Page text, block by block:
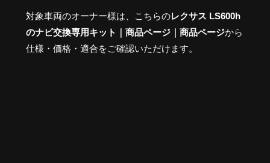
対象車両のオーナー様は、こちらのレクサス LS600h
のナビ交換専用キット｜商品ページ｜商品ページから
仕様・価格・適合をご確認いただけます。